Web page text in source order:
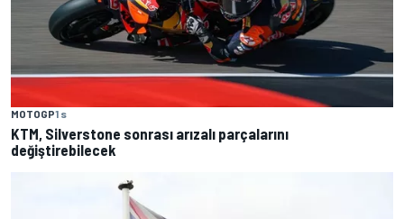
MOTOGP1 s
KTM, Silverstone sonrası arızalı parçalarını
değiştirebilecek